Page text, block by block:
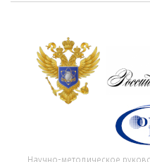
Научно-методическое